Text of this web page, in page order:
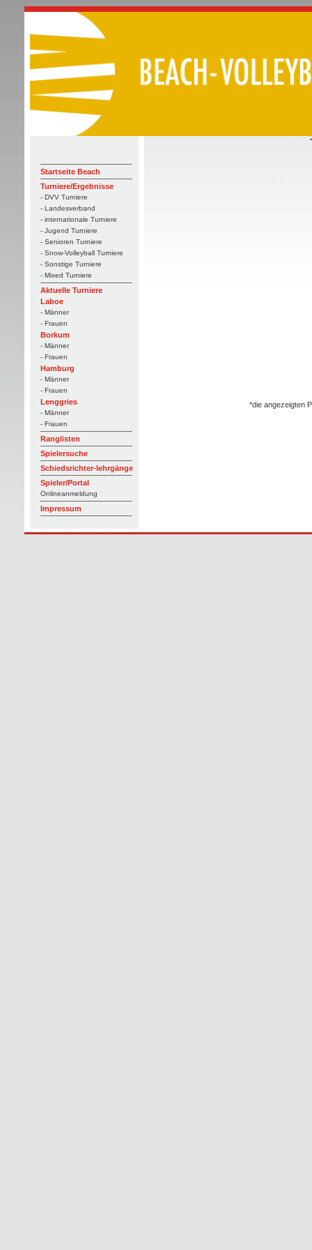
Startseite Beach
Turniere/Ergebnisse
- DVV Turniere
- Landesverband
- internationale Turniere
- Jugend Turniere
- Senioren Turniere
- Snow-Volleyball Turniere
- Sonstige Turniere
- Mixed Turniere
Aktuelle Turniere
Laboe
- Männer
- Frauen
Borkum
- Männer
- Frauen
Hamburg
- Männer
- Frauen
Lenggries
- Männer
- Frauen
Ranglisten
Spielersuche
Schiedsrichter-lehrgänge
Spieler/Portal
Onlineanmeldung
Impressum
*die angezeigten